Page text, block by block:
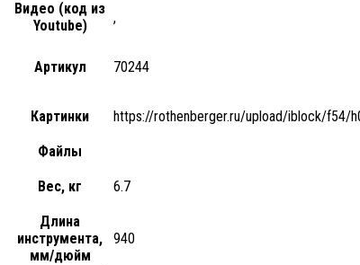
Видео (код из
Youtube)
,
Артикул 70244
Картинки https://rothenberger.ru/upload/iblock/f54/
Файлы
Вес, кг 6.7
Длина
инструмента,
мм/дюйм
940